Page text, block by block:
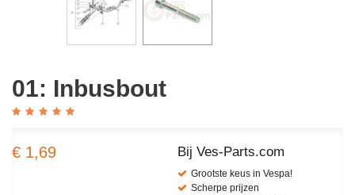
01: Inbusbout
€ 1,69 Bij Ves-Parts.com
Grootste keus in Vespa!
Scherpe prijzen